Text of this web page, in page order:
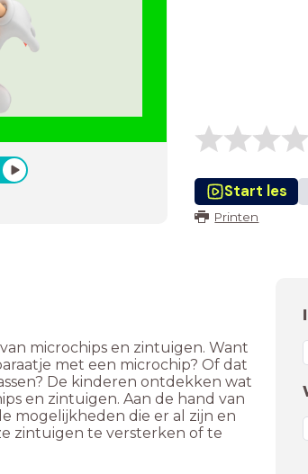
Start les
Printen
microchips en zintuigen. Want
met een microchip? Of dat
De kinderen ontdekken wat
en zintuigen. Aan de hand van
mogelijkheden die er al zijn en
zintuigen te versterken of te